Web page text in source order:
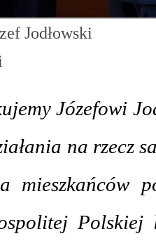
Jodłowski
Józefowi
na rzecz
mieszkańców